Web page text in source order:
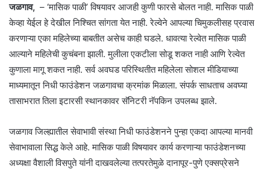
जळगाव, – ‘मासिक पाळी’ विषयावर आजही कुणी फारसे बोलत नाही. मासिक पाळी
केव्हा येईल हे देखील निश्चित सांगता येत नाही. रेल्वेने आपल्या चिमुकलीसह प्रवास
करणाऱ्या एका महिलेच्या बाबतीत असेच काही घडले. धावत्या रेल्वेत मासिक पाळी
आल्याने महिलेची कुचंबना झाली. मुलीला एकटीला सोडू शकत नाही आणि रेल्वेत
कुणाला मागू शकत नाही. सर्व अवघड परिस्थितीत महिलेला सोशल मीडियाच्या
माध्यमातून निधी फाउंडेशन जळगावचा क्रमांक मिळाला. संपर्क साधताच अवघ्या
तासाभरात तिला इटारसी स्थानकावर सॅनिटरी नॅपकिन उपलब्ध झाले.
जळगाव जिल्ह्यातील सेवाभावी संस्था निधी फाउंडेशनने पुन्हा एकदा आपल्या मानवी
सेवाभावाला सिद्ध केले आहे. मासिक पाळी विषयावर कार्य करणाऱ्या फाउंडेशनच्या
अध्यक्षा वैशाली विसपुते यांनी दाखवलेल्या तत्परतेमुळे दानापूर-पुणे एक्सप्रेसने